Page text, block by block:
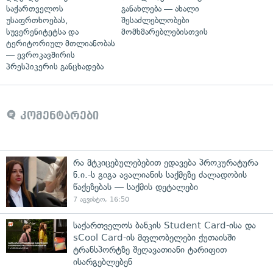
საქართველოს
უსაფრთხოებას,
სუვერენიტეტსა და
ტერიტორიულ მთლიანობას
— ევროკავშირის
პრესპიკერის განცხადება
განახლება — ახალი
შესაძლებლობები
მომხმარებლებისთვის
კომენტარები
რა მტკიცებულებებით ედავება პროკურატურა
ნ.ი.-ს გიგა ავალიანის საქმეზე ძალადობის
წაქეზებას — საქმის დეტალები
7 აგვისტო, 16:50
საქართველოს ბანკის Student Card-ისა და
sCool Card-ის მფლობელები ქუთაისში
ტრანსპორტზე შეღავათიანი ტარიფით
ისარგებლებენ